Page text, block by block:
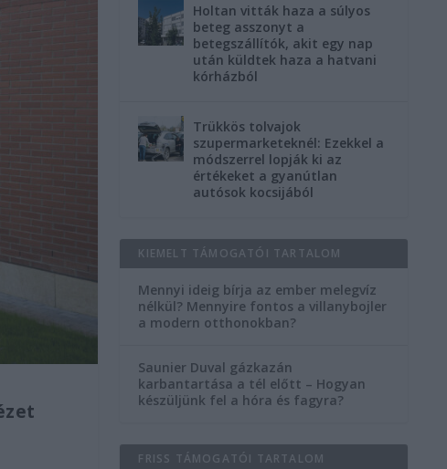
Holtan vitták haza a súlyos
beteg asszonyt a
betegszállítók, akit egy nap
után küldtek haza a hatvani
kórházból
Trükkös tolvajok
szupermarketeknél: Ezekkel a
módszerrel lopják ki az
értékeket a gyanútlan
autósok kocsijából
KIEMELT TÁMOGATÓI TARTALOM
Mennyi ideig bírja az ember melegvíz
nélkül? Mennyire fontos a villanybojler
a modern otthonokban?
Saunier Duval gázkazán
karbantartása a tél előtt – Hogyan
készüljünk fel a hóra és fagyra?
FRISS TÁMOGATÓI TARTALOM